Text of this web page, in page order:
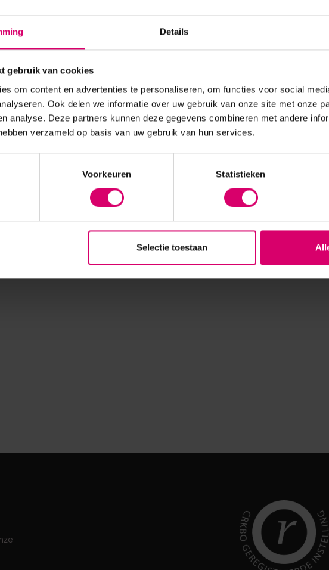
Details
gebruik van cookies
om content en advertenties te personaliseren, om functies voor social
Ook delen we informatie over uw gebruik van onze site met onze
analyse. Deze partners kunnen deze gegevens combineren met andere
verzameld op basis van uw gebruik van hun services.
Voorkeuren Statistieken
Selectie toestaan